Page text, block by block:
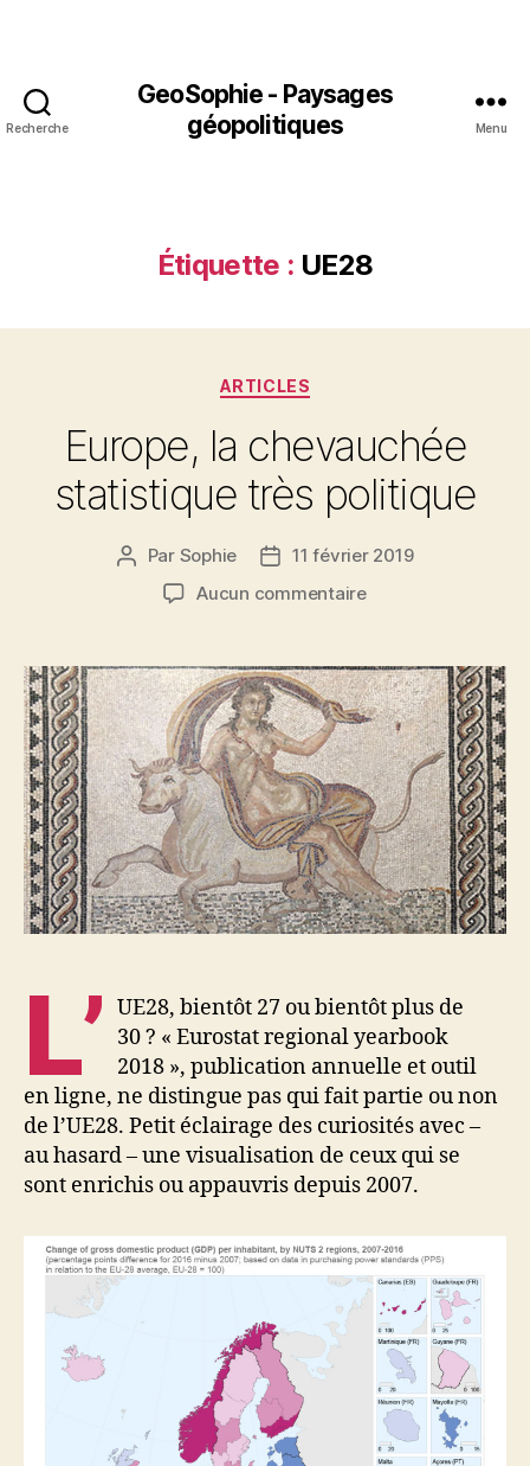
Recherche
GeoSophie - Paysages
géopolitiques
Menu
Étiquette : UE28
Catégories
ARTICLES
Europe, la chevauchée
statistique très politique
Auteur
l’article
Par Sophie
Date11 février 2019
Aucun commentairesur
chevauchée
statistique
très
politique
L’ UE28, bientôt 27 ou bientôt plus de
30 ? « Eurostat regional yearbook
2018 », publication annuelle et outil
en ligne, ne distingue pas qui fait partie ou non
de l’UE28. Petit éclairage des curiosités avec –
au hasard – une visualisation de ceux qui se
sont enrichis ou appauvris depuis 2007.